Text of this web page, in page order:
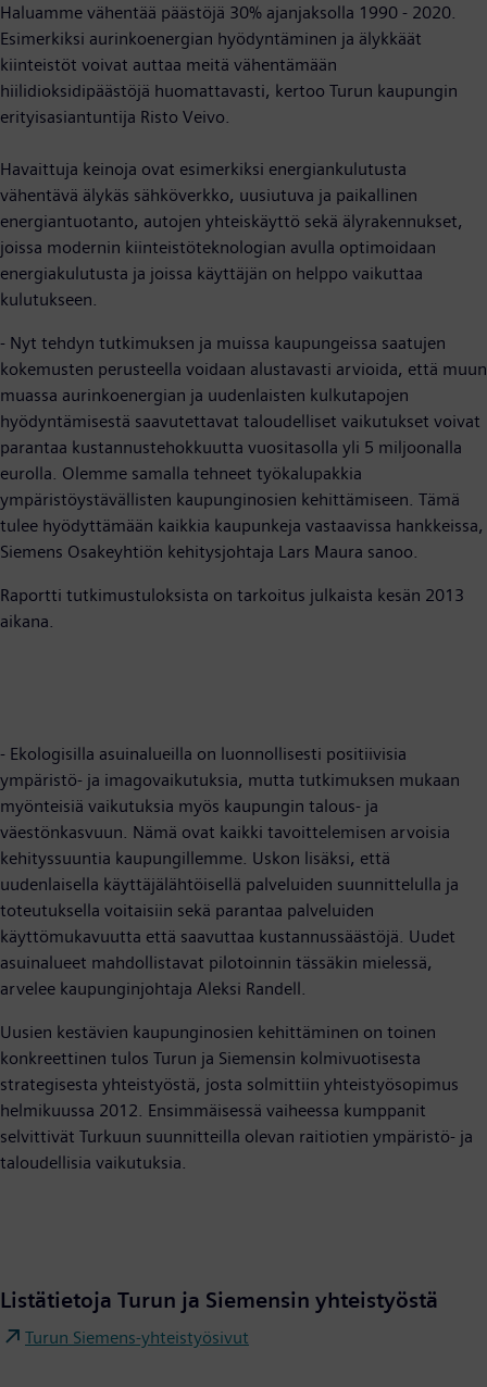
Haluamme vähentää päästöjä 30% ajanjaksolla 1990 - 2020.
Esimerkiksi aurinkoenergian hyödyntäminen ja älykkäät
kiinteistöt voivat auttaa meitä vähentämään
hiilidioksidipäästöjä huomattavasti, kertoo Turun kaupungin
erityisasiantuntija Risto Veivo.
Havaittuja keinoja ovat esimerkiksi energiankulutusta
vähentävä älykäs sähköverkko, uusiutuva ja paikallinen
energiantuotanto, autojen yhteiskäyttö sekä älyrakennukset,
joissa modernin kiinteistöteknologian avulla optimoidaan
energiakulutusta ja joissa käyttäjän on helppo vaikuttaa
kulutukseen.
- Nyt tehdyn tutkimuksen ja muissa kaupungeissa saatujen
kokemusten perusteella voidaan alustavasti arvioida, että muun
muassa aurinkoenergian ja uudenlaisten kulkutapojen
hyödyntämisestä saavutettavat taloudelliset vaikutukset voivat
parantaa kustannustehokkuutta vuositasolla yli 5 miljoonalla
eurolla. Olemme samalla tehneet työkalupakkia
ympäristöystävällisten kaupunginosien kehittämiseen. Tämä
tulee hyödyttämään kaikkia kaupunkeja vastaavissa hankkeissa,
Siemens Osakeyhtiön kehitysjohtaja Lars Maura sanoo.
Raportti tutkimustuloksista on tarkoitus julkaista kesän 2013
aikana.
- Ekologisilla asuinalueilla on luonnollisesti positiivisia
ympäristö- ja imagovaikutuksia, mutta tutkimuksen mukaan
myönteisiä vaikutuksia myös kaupungin talous- ja
väestönkasvuun. Nämä ovat kaikki tavoittelemisen arvoisia
kehityssuuntia kaupungillemme. Uskon lisäksi, että
uudenlaisella käyttäjälähtöisellä palveluiden suunnittelulla ja
toteutuksella voitaisiin sekä parantaa palveluiden
käyttömukavuutta että saavuttaa kustannussäästöjä. Uudet
asuinalueet mahdollistavat pilotoinnin tässäkin mielessä,
arvelee kaupunginjohtaja Aleksi Randell.
Uusien kestävien kaupunginosien kehittäminen on toinen
konkreettinen tulos Turun ja Siemensin kolmivuotisesta
strategisesta yhteistyöstä, josta solmittiin yhteistyösopimus
helmikuussa 2012. Ensimmäisessä vaiheessa kumppanit
selvittivät Turkuun suunnitteilla olevan raitiotien ympäristö- ja
taloudellisia vaikutuksia.
Listätietoja Turun ja Siemensin yhteistyöstä
Turun Siemens-yhteistyösivut